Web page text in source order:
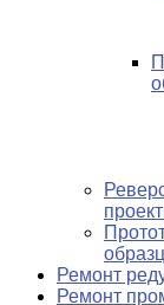
Ремонт
Ремонт